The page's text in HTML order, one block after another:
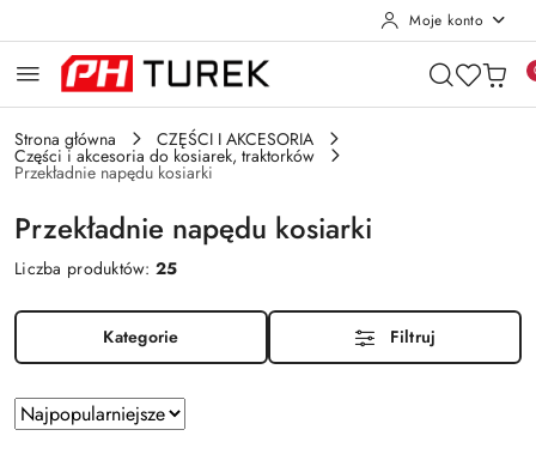
Moje konto
Strona główna CZĘŚCI I AKCESORIA
Części i akcesoria do kosiarek, traktorków
Przekładnie napędu kosiarki
Przekładnie napędu kosiarki
Liczba produktów:25
Kategorie Filtruj
Zastosowano
sortowanie:
Sortuj
według